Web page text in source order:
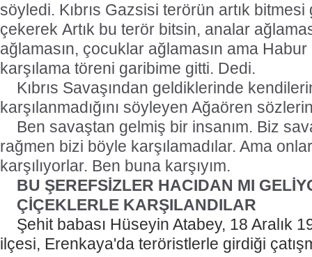
söyledi. Kıbrıs Gazsisi terörün artık
çekerek Artık bu terör bitsin, analar
ağlamasın, çocuklar ağlamasın ama Habur
karşılama töreni garibime gitti. Dedi.
Kıbrıs Savaşından geldiklerinde
karşılanmadığını söyleyen Ağaören
Ben savaştan gelmiş bir insanım. Biz
rağmen bizi böyle karşılamadılar. Ama
karşılıyorlar. Ben buna karşıyım.
BU ŞEREFSİZLER HACIDAN MI
ÇİÇEKLERLE KARŞILANDILAR
Şehit babası Hüseyin Atabey, 18 Aralık
ilçesi, Erenkaya'da teröristlerle girdiği